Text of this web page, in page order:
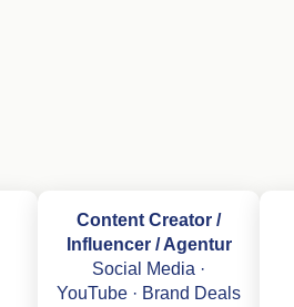
Content Creator /
Influencer / Agentur
Social Media ·
YouTube · Brand Deals